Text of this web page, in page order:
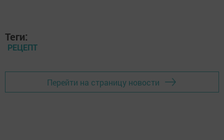
Теги:
РЕЦЕПТ
Перейти на страницу новости